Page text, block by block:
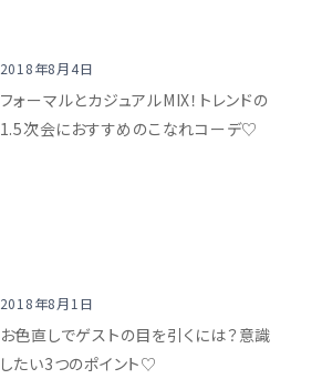
2018年8月4日
フォーマルとカジュアルMIX！トレンドの
1.5次会におすすめのこなれコーデ♡
2018年8月1日
お色直しでゲストの目を引くには？意識
したい3つのポイント♡